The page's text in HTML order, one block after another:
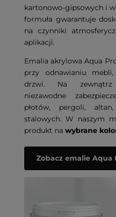
kartonowo-gipsowych i
formuła gwarantuje
na czynniki
aplikacji.
Emalia akrylowa Aqua
przy odnawianiu
drzwi. Na
niezawodne
płotów, pergoli,
stalowych. W naszym
produkt na wybrane
Zobacz emalie Aqua